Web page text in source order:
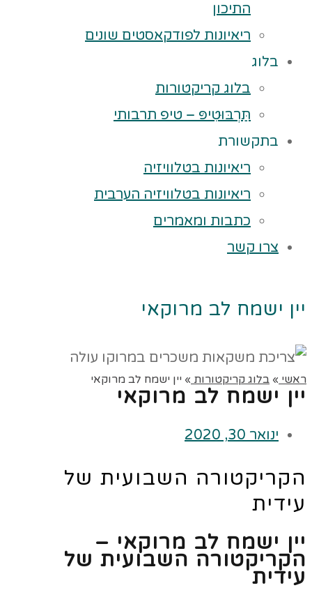
התיכון
ריאיונות לפודקאסטים שונים
בלוג
בלוג קריקטורות
תַּרְבּוּטִיפּ – טיפ תרבותי
בתקשורת
ריאיונות בטלוויזיה
ריאיונות בטלוויזיה הערבית
כתבות ומאמרים
צרו קשר
יין ישמח לב מרוקאי
ראשי » בלוג קריקטורות » יין ישמח לב מרוקאי
יין ישמח לב מרוקאי
ינואר 30, 2020
הקריקטורה השבועית של
עידית
יין ישמח לב מרוקאי –
הקריקטורה השבועית של
עידית